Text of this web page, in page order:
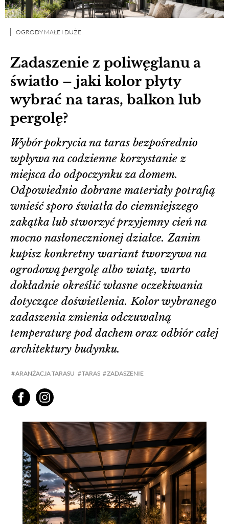
Zadaszenie z poliwęglanu a
światło – jaki kolor płyty
wybrać na taras, balkon lub
pergolę?
OGRODY MAŁE I DUŻE
ARANŻACJA TARASU TARAS ZADASZENIE
Wybór pokrycia na taras bezpośrednio
wpływa na codzienne korzystanie z
miejsca do odpoczynku za domem.
Odpowiednio dobrane materiały potrafią
wnieść sporo światła do ciemniejszego
zakątka lub stworzyć przyjemny cień na
mocno nasłonecznionej działce. Zanim
kupisz konkretny wariant tworzywa na
ogrodową pergolę albo wiatę, warto
dokładnie określić własne oczekiwania
dotyczące doświetlenia. Kolor wybranego
zadaszenia zmienia odczuwalną
temperaturę pod dachem oraz odbiór całej
architektury budynku.